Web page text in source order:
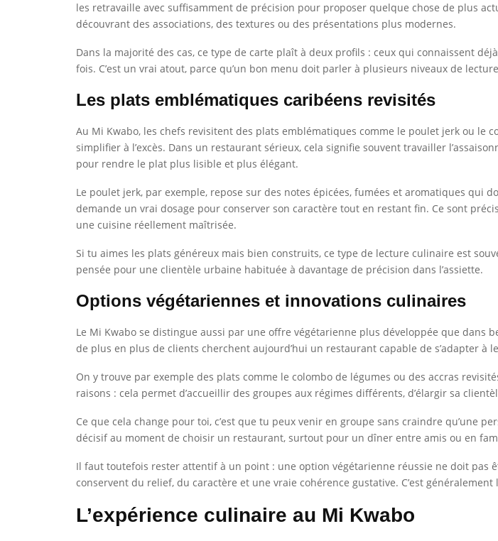
les retravaille avec suffisamment de précision pour proposer quelque chose de plus
découvrant des associations, des textures ou des présentations plus modernes.
Dans la majorité des cas, ce type de carte plaît à deux profils : ceux qui connaissent
fois. C’est un vrai atout, parce qu’un bon menu doit parler à plusieurs niveaux de
Les plats emblématiques caribéens revisités
Au Mi Kwabo, les chefs revisitent des plats emblématiques comme le poulet jerk ou le
simplifier à l’excès. Dans un restaurant sérieux, cela signifie souvent travailler
pour rendre le plat plus lisible et plus élégant.
Le poulet jerk, par exemple, repose sur des notes épicées, fumées et aromatiques qui
demande un vrai dosage pour conserver son caractère tout en restant fin. Ce sont
une cuisine réellement maîtrisée.
Si tu aimes les plats généreux mais bien construits, ce type de lecture culinaire est
pensée pour une clientèle urbaine habituée à davantage de précision dans l’assiette.
Options végétariennes et innovations culinaires
Le Mi Kwabo se distingue aussi par une offre végétarienne plus développée que dans
de plus en plus de clients cherchent aujourd’hui un restaurant capable de s’adapter à
On y trouve par exemple des plats comme le colombo de légumes ou des accras
raisons : cela permet d’accueillir des groupes aux régimes différents, d’élargir sa
Ce que cela change pour toi, c’est que tu peux venir en groupe sans craindre qu’une
décisif au moment de choisir un restaurant, surtout pour un dîner entre amis ou en
Il faut toutefois rester attentif à un point : une option végétarienne réussie ne doit
conservent du relief, du caractère et une vraie cohérence gustative. C’est
L’expérience culinaire au Mi Kwabo